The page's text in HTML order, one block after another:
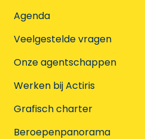
Agenda
Veelgestelde vragen
Onze agentschappen
Werken bij Actiris
Grafisch charter
Beroepenpanorama